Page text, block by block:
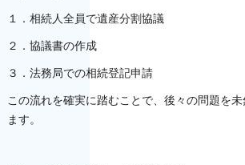
１．相続人全員で遺産分割協議
２．協議書の作成
３．法務局での相続登記申請
この流れを確実に踏むことで、後々の問題を
ます。